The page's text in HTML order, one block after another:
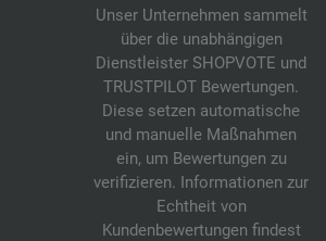
Unser Unternehmen sammelt
über die unabhängigen
Dienstleister SHOPVOTE und
TRUSTPILOT Bewertungen.
Diese setzen automatische
und manuelle Maßnahmen
ein, um Bewertungen zu
verifizieren. Informationen zur
Echtheit von
Kundenbewertungen findest